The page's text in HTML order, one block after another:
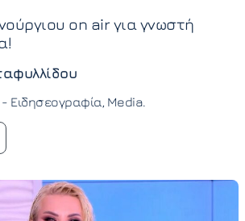
on air για γνωστή
- Ειδησεογραφία Media